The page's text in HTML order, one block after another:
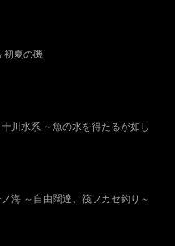
初夏の磯
川水系 ～魚の水を得たるが如し
海 ～自由闊達、筏フカセ釣り～